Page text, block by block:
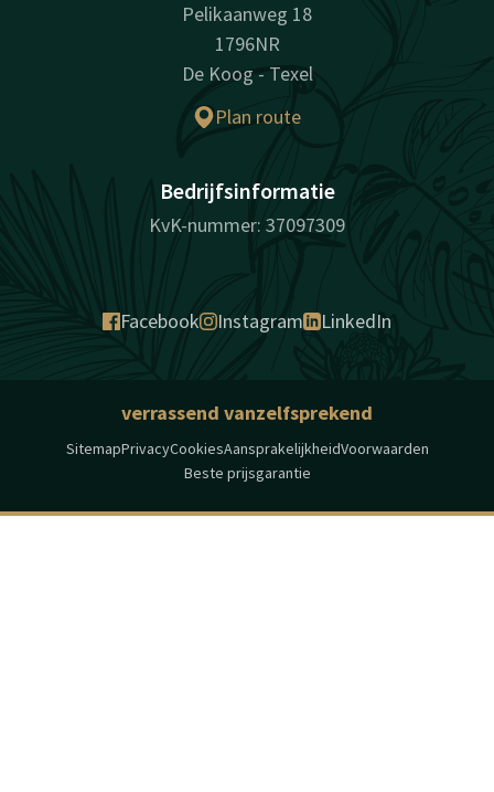
Pelikaanweg 18
1796NR
De Koog - Texel
Plan route
Bedrijfsinformatie
KvK-nummer: 37097309
Facebook Instagram LinkedIn
verrassend vanzelfsprekend
SitemapPrivacyCookiesAansprakelijkheidVoorwaarden
Beste prijsgarantie